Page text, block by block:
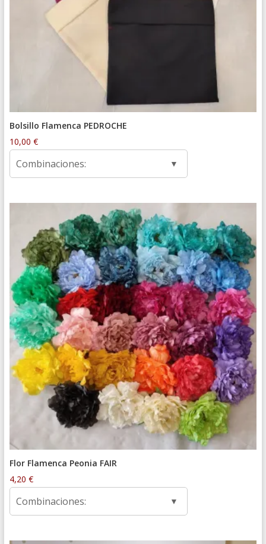
Bolsillo Flamenca PEDROCHE
10,00 €
Combinaciones:
Flor Flamenca Peonia FAIR
4,20 €
Combinaciones: